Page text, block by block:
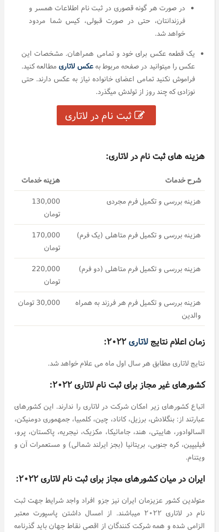
در صورت هر گونه قصوری در ثبت نام اطلاعات همسر و
فرزندانتان، حتی در صورت قبولی، کیس شما مردود
خواهد شد.
یک قطعه عکس برای خود و تمامی همراهان. مشخصات این
عکس را میتوانید در صفحه مربوط بهعکس لاتاریمطالعه کنید.
فراموش نکنید تمامی اعضای خانواده نیاز به عکس دارند. حتی
نوزادی که چند روز از تولدش میگذرد.
ثبت نام در لاتاری
هزینه های ثبت نام در لاتاری:
شرح خدمات هزینه خدمات
هزینه بررسی و تکمیل فرم مجردی
130,000
تومان
هزینه بررسی و تکمیل فرم متاهلی (یک فرم)
170,000
تومان
هزینه بررسی و تکمیل فرم متاهلی (دو فرم)
220,000
تومان
هزینه بررسی و تکمیل فرم هر فرزند به همراه
والدین
30,000 تومان
زمان اعلام نتایجلاتاری۲۰۲۲:
نتایج لاتاری مطابق هر سال اول ماه می علام خواهد شد.
کشورهای غیر مجاز برای ثبت نام لاتاری ۲۰۲۲:
اتباع کشورهای زیر امکان شرکت در لاتاری را ندارند. این کشورهای
عبارتند از: بنگلادش، برزیل، کاناد، چین، کلمبیا، جمهموری دومنیکن،
السالوادور، هاییتی، هند، جامائیکا، مکزیک، نیجریه، پاکستان، پرو،
فیلیپین، کره جنوبی، بریتانیا (بجز ایرلند شمالی) و مستعمرات آن و
ویتنام.
ایران در میان کشورهای مجاز برای ثبت نام لاتاری ۲۰۲۲:
متولدین کشور عزیزمان ایران نیز جزو افراد واجد شرایط جهت ثبت
نام در لاتاری ۲۰۲۲ میباشند. از امسال داشتن پاسپورت معتبر
الزامی شده و همه شرکت کنندگان از اقصی نقاط جهان باید گذرنامه